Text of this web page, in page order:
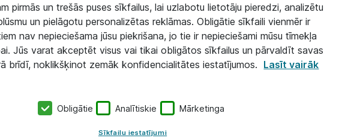
pirmās un trešās puses sīkfailus, lai uzlabotu lietotāju pieredzi, analizētu
un pielāgotu personalizētas reklāmas. Obligātie sīkfaili vienmēr ir
nav nepieciešama jūsu piekrišana, jo tie ir nepieciešami mūsu tīmekļa
Jūs varat akceptēt visus vai tikai obligātos sīkfailus un pārvaldīt savas
brīdī, noklikšķinot zemāk konfidencialitātes iestatījumos. Lasīt vairāk
Obligātie Analītiskie Mārketinga
Sīkfailu iestatījumi